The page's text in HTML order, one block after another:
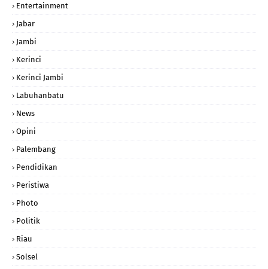
Entertainment
Jabar
Jambi
Kerinci
Kerinci Jambi
Labuhanbatu
News
Opini
Palembang
Pendidikan
Peristiwa
Photo
Politik
Riau
Solsel